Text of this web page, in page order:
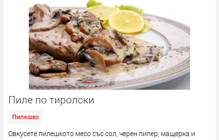
Пиле по тиролски
Пилешко
Овкусете пилешкото месо със сол, черен пипер, мащерка и